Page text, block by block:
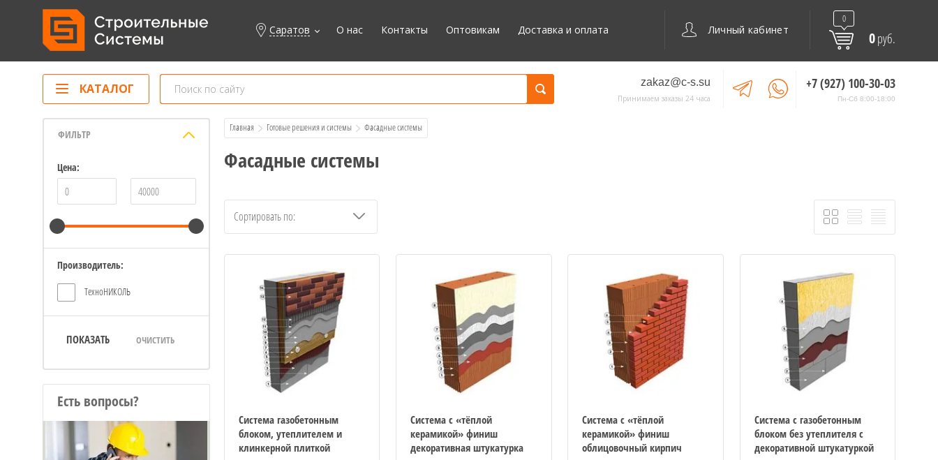
Саратов О нас Контакты Оптовикам Доставка и оплата Личный кабинет
0
0руб.
КАТАЛОГ zakaz@c-s.su
Принимаем заказы 24 часа
+7 (927) 100-30-03
Пн-Сб 8:00-18:00
ФИЛЬТР
Цена:
Производитель:
ТехноНИКОЛЬ
ПОКАЗАТЬ ОЧИСТИТЬ
Есть вопросы?
Главная Готовые решения и системы
  Фасадные системы
Фасадные системы
Сортировать по:
Система газобетонным
блоком, утеплителем и
клинкерной плиткой
Система с «тёплой
керамикой» финиш
декоративная штукатурка
Система с «тёплой
керамикой» финиш
облицовочный кирпич
Система с газобетонным
блоком без утеплителя с
декоративной штукатуркой